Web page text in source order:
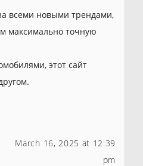
всеми новыми трендами,
максимально точную
этот сайт
March 16, 2025 at 12:39
pm